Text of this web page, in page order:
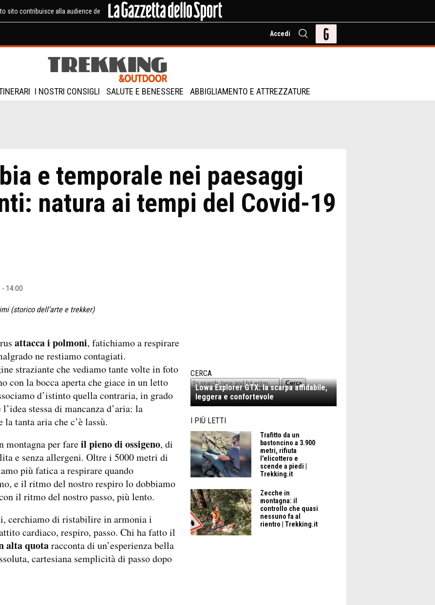
sito contribuisce alla audience de
Accedi
I NOSTRI CONSIGLI SALUTE E BENESSERE ABBIGLIAMENTO E ATTREZZATURE
e temporale nei paesaggi
natura ai tempi del Covid-19
- 14:00
(storico dell’arte e trekker)
attacca i polmoni, fatichiamo a respirare
ne restiamo contagiati.
straziante che vediamo tante volte in foto
con la bocca aperta che giace in un letto
d’istinto quella contraria, in grado
stessa di mancanza d’aria: la
la tanta aria che c’è lassù.
montagna per fareil pieno di ossigeno, di
e senza allergeni. Oltre i 5000 metri di
più fatica a respirare quando
e il ritmo del nostro respiro lo dobbiamo
il ritmo del nostro passo, più lento.
cerchiamo di ristabilire in armonia i
cardiaco, respiro, passo. Chi ha fatto il
alta quotaracconta di un’esperienza bella
cartesiana semplicità di passo dopo
CERCA
Cerca
Lowa Explorer GTX: la scarpa affidabile,
leggera e confortevole
I PIÙ LETTI
Trafitto da un
bastoncino a 3.900
metri, rifiuta
l'elicottero e
scende a piedi |
Trekking.it
Zecche in
montagna: il
controllo che quasi
nessuno fa al
rientro | Trekking.it